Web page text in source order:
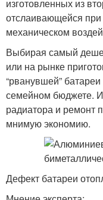
изготовленных из
отслаивающейся
механическом
Выбирая самый
или на рынке
“рванувшей”
семейном бюджете. И
радиатора и ремонт
мнимую экономию.
Дефект батареи